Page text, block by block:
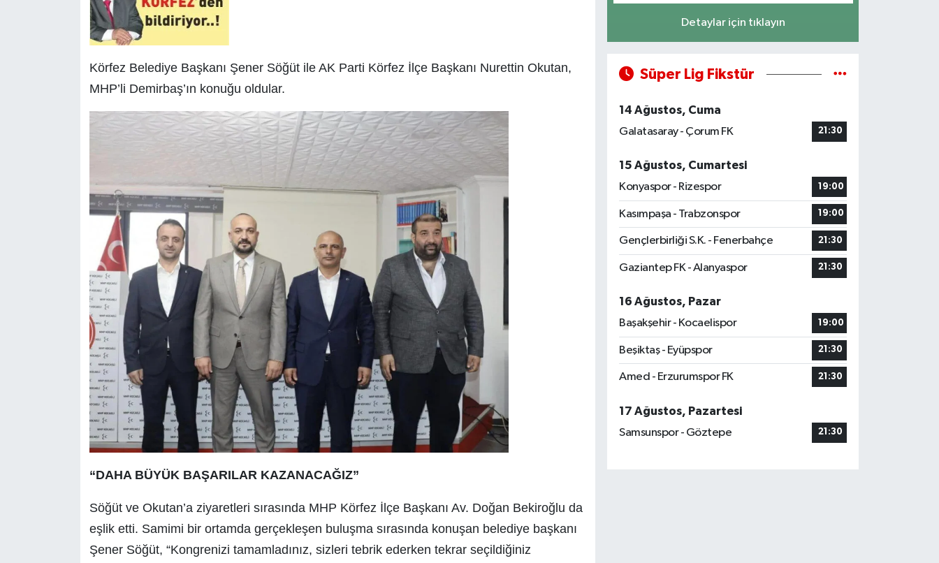
Körfez Belediye Başkanı Şener Söğüt ile AK Parti Körfez İlçe Başkanı Nurettin Okutan,
MHP’li Demirbaş’ın konuğu oldular.
“DAHA BÜYÜK BAŞARILAR KAZANACAĞIZ”
Söğüt ve Okutan’a ziyaretleri sırasında MHP Körfez İlçe Başkanı Av. Doğan Bekiroğlu da
eşlik etti. Samimi bir ortamda gerçekleşen buluşma sırasında konuşan belediye başkanı
Şener Söğüt, “Kongrenizi tamamladınız, sizleri tebrik ederken tekrar seçildiğiniz
Detaylar için tıklayın
Süper Lig Fikstür
14 Ağustos, Cuma
Galatasaray - Çorum FK
21:30
15 Ağustos, Cumartesi
Konyaspor - Rizespor
19:00
Kasımpaşa - Trabzonspor 19:00
Gençlerbirliği S.K. - Fenerbahçe 21:30
Gaziantep FK - Alanyaspor 21:30
16 Ağustos, Pazar
Başakşehir - Kocaelispor
19:00
Beşiktaş - Eyüpspor 21:30
Amed - Erzurumspor FK 21:30
17 Ağustos, Pazartesi
Samsunspor - Göztepe
21:30